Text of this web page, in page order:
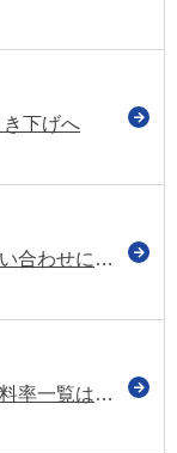
下げへ
退職後の年金について【社員からの問い合わせにご活用ください】
平成２２年４月納付分からの健康保険料率一覧はこちらから！